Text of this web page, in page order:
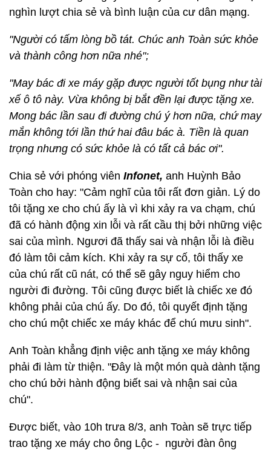
nghìn lượt chia sẻ và bình luận của cư dân mạng.
"Người có tấm lòng bồ tát. Chúc anh Toàn sức khỏe
và thành công hơn nữa nhé";
"May bác đi xe máy gặp được người tốt bụng như tài
xế ô tô này. Vừa không bị bắt đền lại được tặng xe.
Mong bác lần sau đi đường chú ý hơn nữa, chứ may
mắn không tới lần thứ hai đâu bác à. Tiền là quan
trọng nhưng có sức khỏe là có tất cả bác ơi".
Chia sẻ với phóng viên Infonet, anh Huỳnh Bảo
Toàn cho hay: "Cảm nghĩ của tôi rất đơn giản. Lý do
tôi tặng xe cho chú ấy là vì khi xảy ra va chạm, chú
đã có hành động xin lỗi và rất cầu thị bởi những việc
sai của mình. Ngươi đã thấy sai và nhận lỗi là điều
đó làm tôi cảm kích. Khi xảy ra sự cố, tôi thấy xe
của chú rất cũ nát, có thể sẽ gây nguy hiểm cho
người đi đường. Tôi cũng được biết là chiếc xe đó
không phải của chú ấy. Do đó, tôi quyết định tặng
cho chú một chiếc xe máy khác để chú mưu sinh".
Anh Toàn khẳng định việc anh tặng xe máy không
phải đi làm từ thiện. "Đây là một món quà dành tặng
cho chú bởi hành động biết sai và nhận sai của
chú".
Được biết, vào 10h trưa 8/3, anh Toàn sẽ trực tiếp
trao tặng xe máy cho ông Lộc - người đàn ông